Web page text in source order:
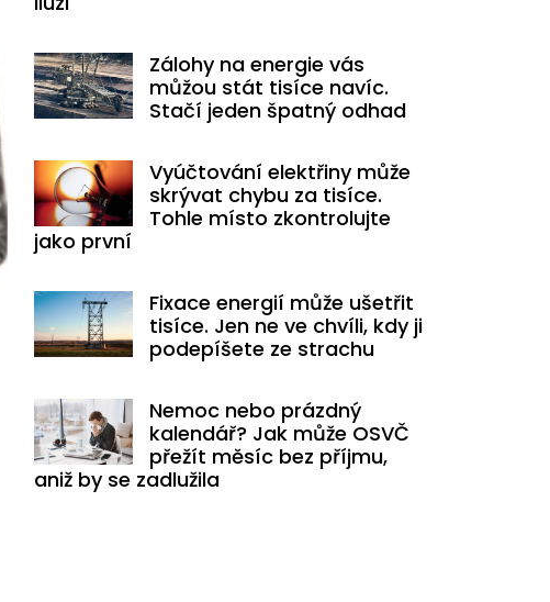
Zálohy na energie vás
můžou stát tisíce navíc.
Stačí jeden špatný odhad
Vyúčtování elektřiny může
skrývat chybu za tisíce.
Tohle místo zkontrolujte
jako první
Fixace energií může ušetřit
tisíce. Jen ne ve chvíli, kdy ji
podepíšete ze strachu
Nemoc nebo prázdný
kalendář? Jak může OSVČ
přežít měsíc bez příjmu,
aniž by se zadlužila